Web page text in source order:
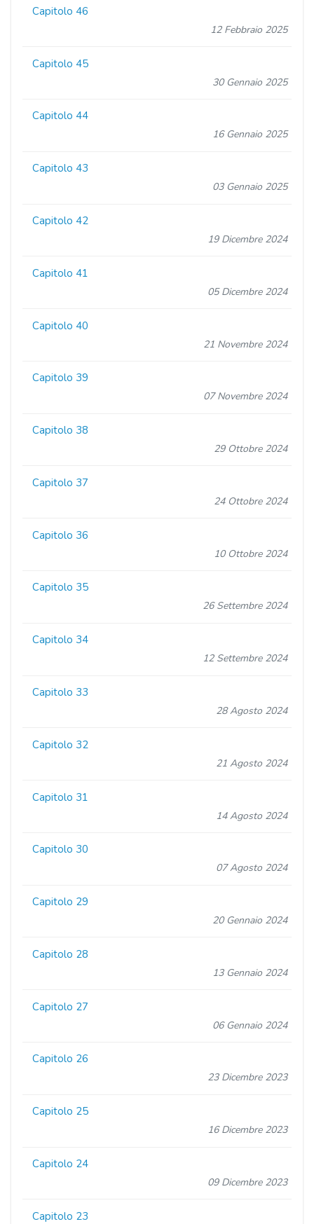
Capitolo 46
12 Febbraio 2025
Capitolo 45
30 Gennaio 2025
Capitolo 44
16 Gennaio 2025
Capitolo 43
03 Gennaio 2025
Capitolo 42
19 Dicembre 2024
Capitolo 41
05 Dicembre 2024
Capitolo 40
21 Novembre 2024
Capitolo 39
07 Novembre 2024
Capitolo 38
29 Ottobre 2024
Capitolo 37
24 Ottobre 2024
Capitolo 36
10 Ottobre 2024
Capitolo 35
26 Settembre 2024
Capitolo 34
12 Settembre 2024
Capitolo 33
28 Agosto 2024
Capitolo 32
21 Agosto 2024
Capitolo 31
14 Agosto 2024
Capitolo 30
07 Agosto 2024
Capitolo 29
20 Gennaio 2024
Capitolo 28
13 Gennaio 2024
Capitolo 27
06 Gennaio 2024
Capitolo 26
23 Dicembre 2023
Capitolo 25
16 Dicembre 2023
Capitolo 24
09 Dicembre 2023
Capitolo 23